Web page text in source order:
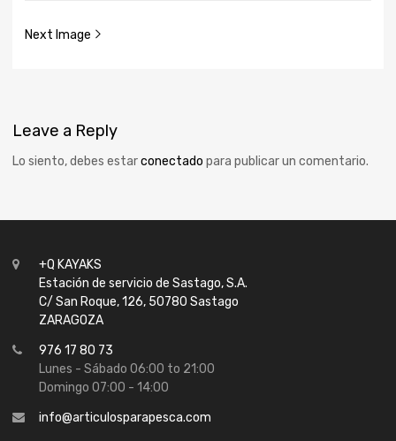
Next Image
Leave a Reply
Lo siento, debes estarconectado para publicar un comentario.
+Q KAYAKS
Estación de servicio de Sastago, S.A.
C/ San Roque, 126, 50780 Sastago
ZARAGOZA
976 17 80 73
Lunes - Sábado 06:00 to 21:00
Domingo 07:00 - 14:00
info@articulosparapesca.com